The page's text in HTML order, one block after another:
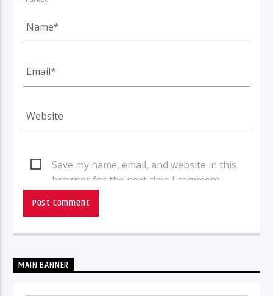
Save my name, email, and website in this
browser for the next time I comment.
MAIN BANNER